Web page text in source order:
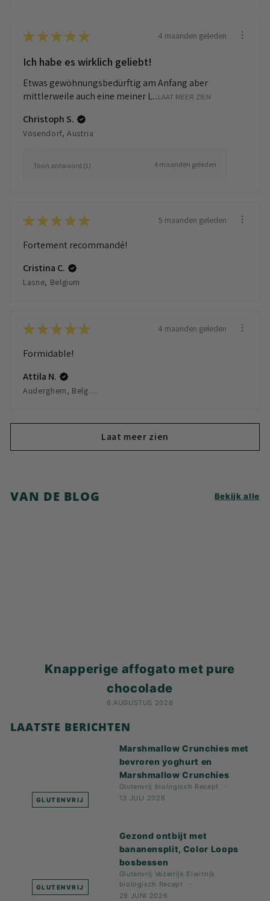
★★★★★ 4 maanden geleden
Ich habe es wirklich geliebt!
Etwas gewöhnungsbedürftig am Anfang aber
mittlerweile auch eine meiner L...LAAT MEER ZIEN
Christoph S.
Vösendorf, Austria
Toon antwoord (1) 4 maanden geleden
★★★★★ 5 maanden geleden
Fortement recommandé!
Cristina C.
Lasne, Belgium
★★★★★ 4 maanden geleden
Formidable!
Attila N.
Auderghem, Belgium
Laat meer zien
VAN DE BLOG Bekijk alle
Knapperige affogato met pure
chocolade
6 AUGUSTUS 2026
LAATSTE BERICHTEN
GLUTENVRIJ
Marshmallow Crunchies met
bevroren yoghurt en
Marshmallow Crunchies
Glutenvrij biologisch Recept
13 JULI 2026
GLUTENVRIJ
Gezond ontbijt met
bananensplit, Color Loops
bosbessen
Glutenvrij Vezelrijk Eiwitrijk
biologisch Recept
29 JUNI 2026